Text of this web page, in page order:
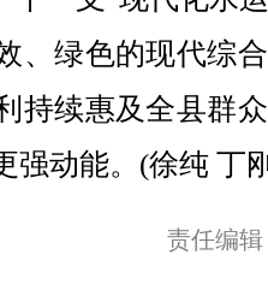
、绿色的现代综
持续惠及全县群
强动能。(徐纯 丁
责任编